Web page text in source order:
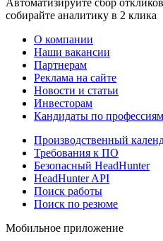
собирайте аналитику в 2 клика
О компании
Наши вакансии
Партнерам
Реклама на сайте
Новости и статьи
Инвесторам
Кандидаты по профессиям
Производственный
Требования к ПО
Безопасный HeadHunter
HeadHunter API
Поиск работы
Поиск по резюме
Мобильное приложение